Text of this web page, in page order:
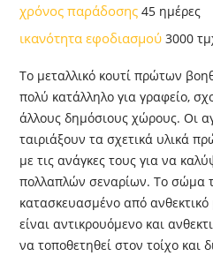
χρόνος παράδοσης45 ημέρες
ικανότητα εφοδιασμού3000
Το μεταλλικό κουτί πρώτων
πολύ κατάλληλο για γραφείο,
άλλους δημόσιους χώρους. Οι
ταιριάξουν τα σχετικά υλικά
με τις ανάγκες τους για να
πολλαπλών σεναρίων. Το σώμα
κατασκευασμένο από ανθεκτικό
είναι αντικρουόμενο και
να τοποθετηθεί στον τοίχο και